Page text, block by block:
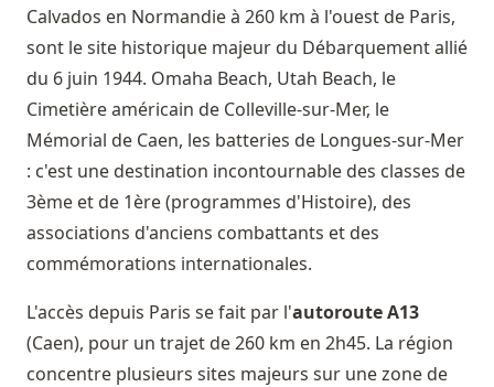
Calvados en Normandie à 260 km à l'ouest de Paris,
sont le site historique majeur du Débarquement allié
du 6 juin 1944. Omaha Beach, Utah Beach, le
Cimetière américain de Colleville-sur-Mer, le
Mémorial de Caen, les batteries de Longues-sur-Mer
: c'est une destination incontournable des classes de
3ème et de 1ère (programmes d'Histoire), des
associations d'anciens combattants et des
commémorations internationales.
L'accès depuis Paris se fait par l'autoroute A13
(Caen), pour un trajet de 260 km en 2h45. La région
concentre plusieurs sites majeurs sur une zone de